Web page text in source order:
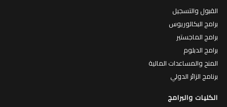
القبول والتسجيل
برامج البكالوريوس
برامج الماجستير
برامج الدبلوم
المنح والمساعدات المالية
برنامج الزائر الدولي
الكليات والبرامج